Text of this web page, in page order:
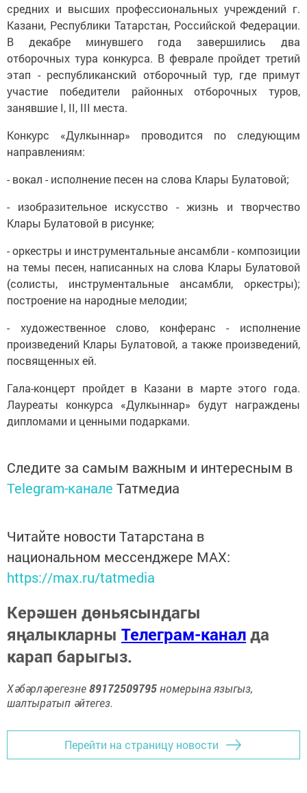
средних и высших профессиональных учреждений г.
Казани, Республики Татарстан, Российской Федерации.
В декабре минувшего года завершились два
отборочных тура конкурса. В феврале пройдет третий
этап - республиканский отборочный тур, где примут
участие победители районных отборочных туров,
занявшие I, II, III места.
Конкурс «Дулкыннар» проводится по следующим
направлениям:
- вокал - исполнение песен на слова Клары Булатовой;
- изобразительное искусство - жизнь и творчество
Клары Булатовой в рисунке;
- оркестры и инструментальные ансамбли - композиции
на темы песен, написанных на слова Клары Булатовой
(солисты, инструментальные ансамбли, оркестры);
построение на народные мелодии;
- художественное слово, конферанс - исполнение
произведений Клары Булатовой, а также произведений,
посвященных ей.
Гала-концерт пройдет в Казани в марте этого года.
Лауреаты конкурса «Дулкыннар» будут награждены
дипломами и ценными подарками.
Следите за самым важным и интересным в
Telegram-канале Татмедиа
Читайте новости Татарстана в
национальном мессенджере MАХ:
https://max.ru/tatmedia
Керәшен дөньясындагы
яңалыкларны Телеграм-каналда
карап барыгыз.
Хәбәрләрегезне89172509795номерына языгыз,
шалтыратып әйтегез.
Перейти на страницу новости